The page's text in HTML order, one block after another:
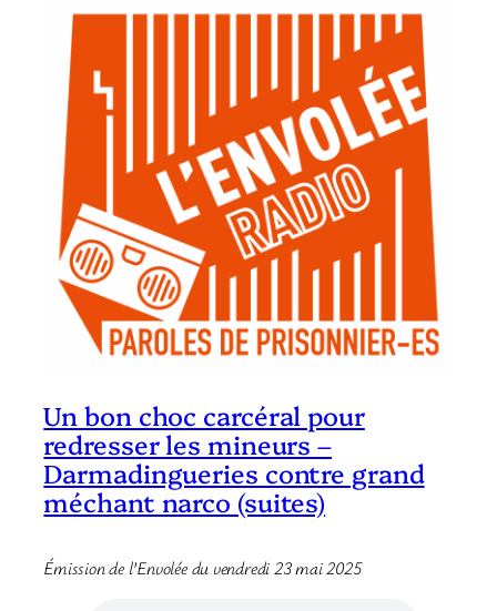
Un bon choc carcéral pour
redresser les mineurs –
Darmadingueries contre grand
méchant narco (suites)
Émission de l’Envolée du vendredi 23 mai 2025